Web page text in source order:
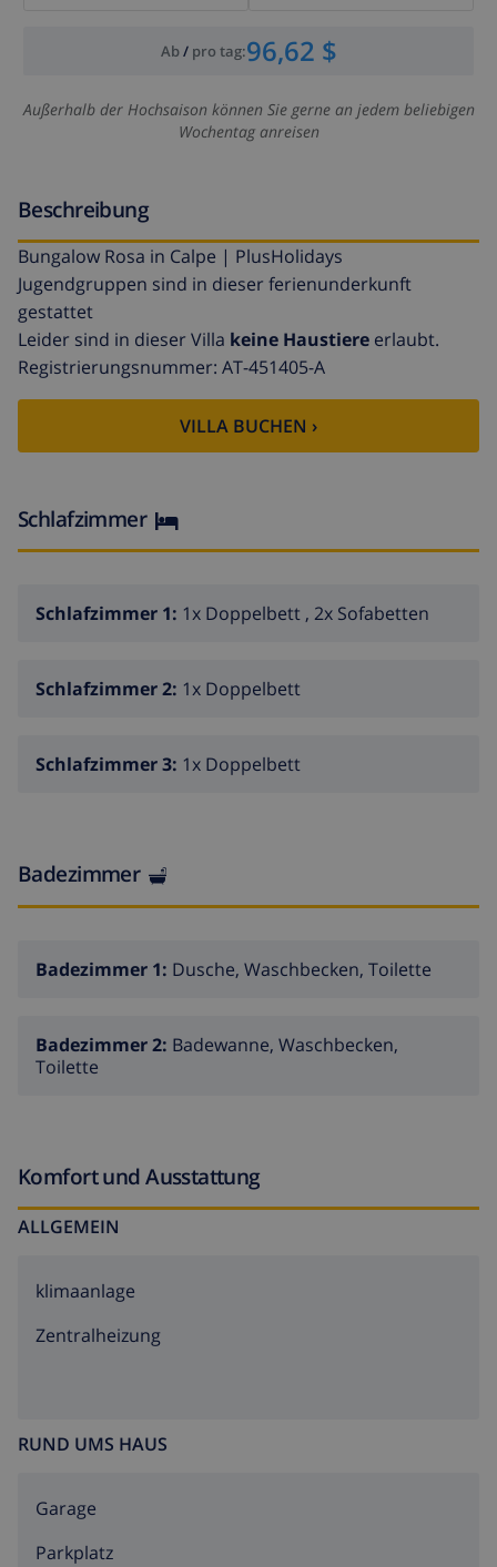
Ab/ pro tag:96,62 $
Außerhalb der Hochsaison können Sie gerne an jedem beliebigen
Wochentag anreisen
Beschreibung
Bungalow Rosa in Calpe | PlusHolidays
Jugendgruppen sind in dieser ferienunderkunft
gestattet
Leider sind in dieser Villa keine Haustiere erlaubt.
Registrierungsnummer: AT-451405-A
VILLA BUCHEN ›
Schlafzimmer
Schlafzimmer 1: 1x Doppelbett , 2x Sofabetten
Schlafzimmer 2: 1x Doppelbett
Schlafzimmer 3: 1x Doppelbett
Badezimmer
Badezimmer 1: Dusche, Waschbecken, Toilette
Badezimmer 2: Badewanne, Waschbecken,
Toilette
Komfort und Ausstattung
ALLGEMEIN
klimaanlage
Zentralheizung
RUND UMS HAUS
Garage
Parkplatz